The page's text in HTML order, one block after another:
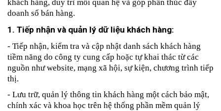
khách hàng, duy trì mối quan hệ và góp phần thúc đẩy
doanh số bán hàng.
1. Tiếp nhận và quản lý dữ liệu khách hàng:
- Tiếp nhận, kiểm tra và cập nhật danh sách khách hàng
tiềm năng do công ty cung cấp hoặc tự khai thác từ các
nguồn như website, mạng xã hội, sự kiện, chương trình tiếp
thị.
- Lưu trữ, quản lý thông tin khách hàng một cách bảo mật,
chính xác và khoa học trên hệ thống phần mềm quản lý